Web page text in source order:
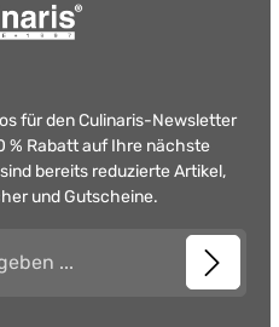
für den Culinaris-Newsletter
% Rabatt auf Ihre nächste
bereits reduzierte Artikel,
und Gutscheine.